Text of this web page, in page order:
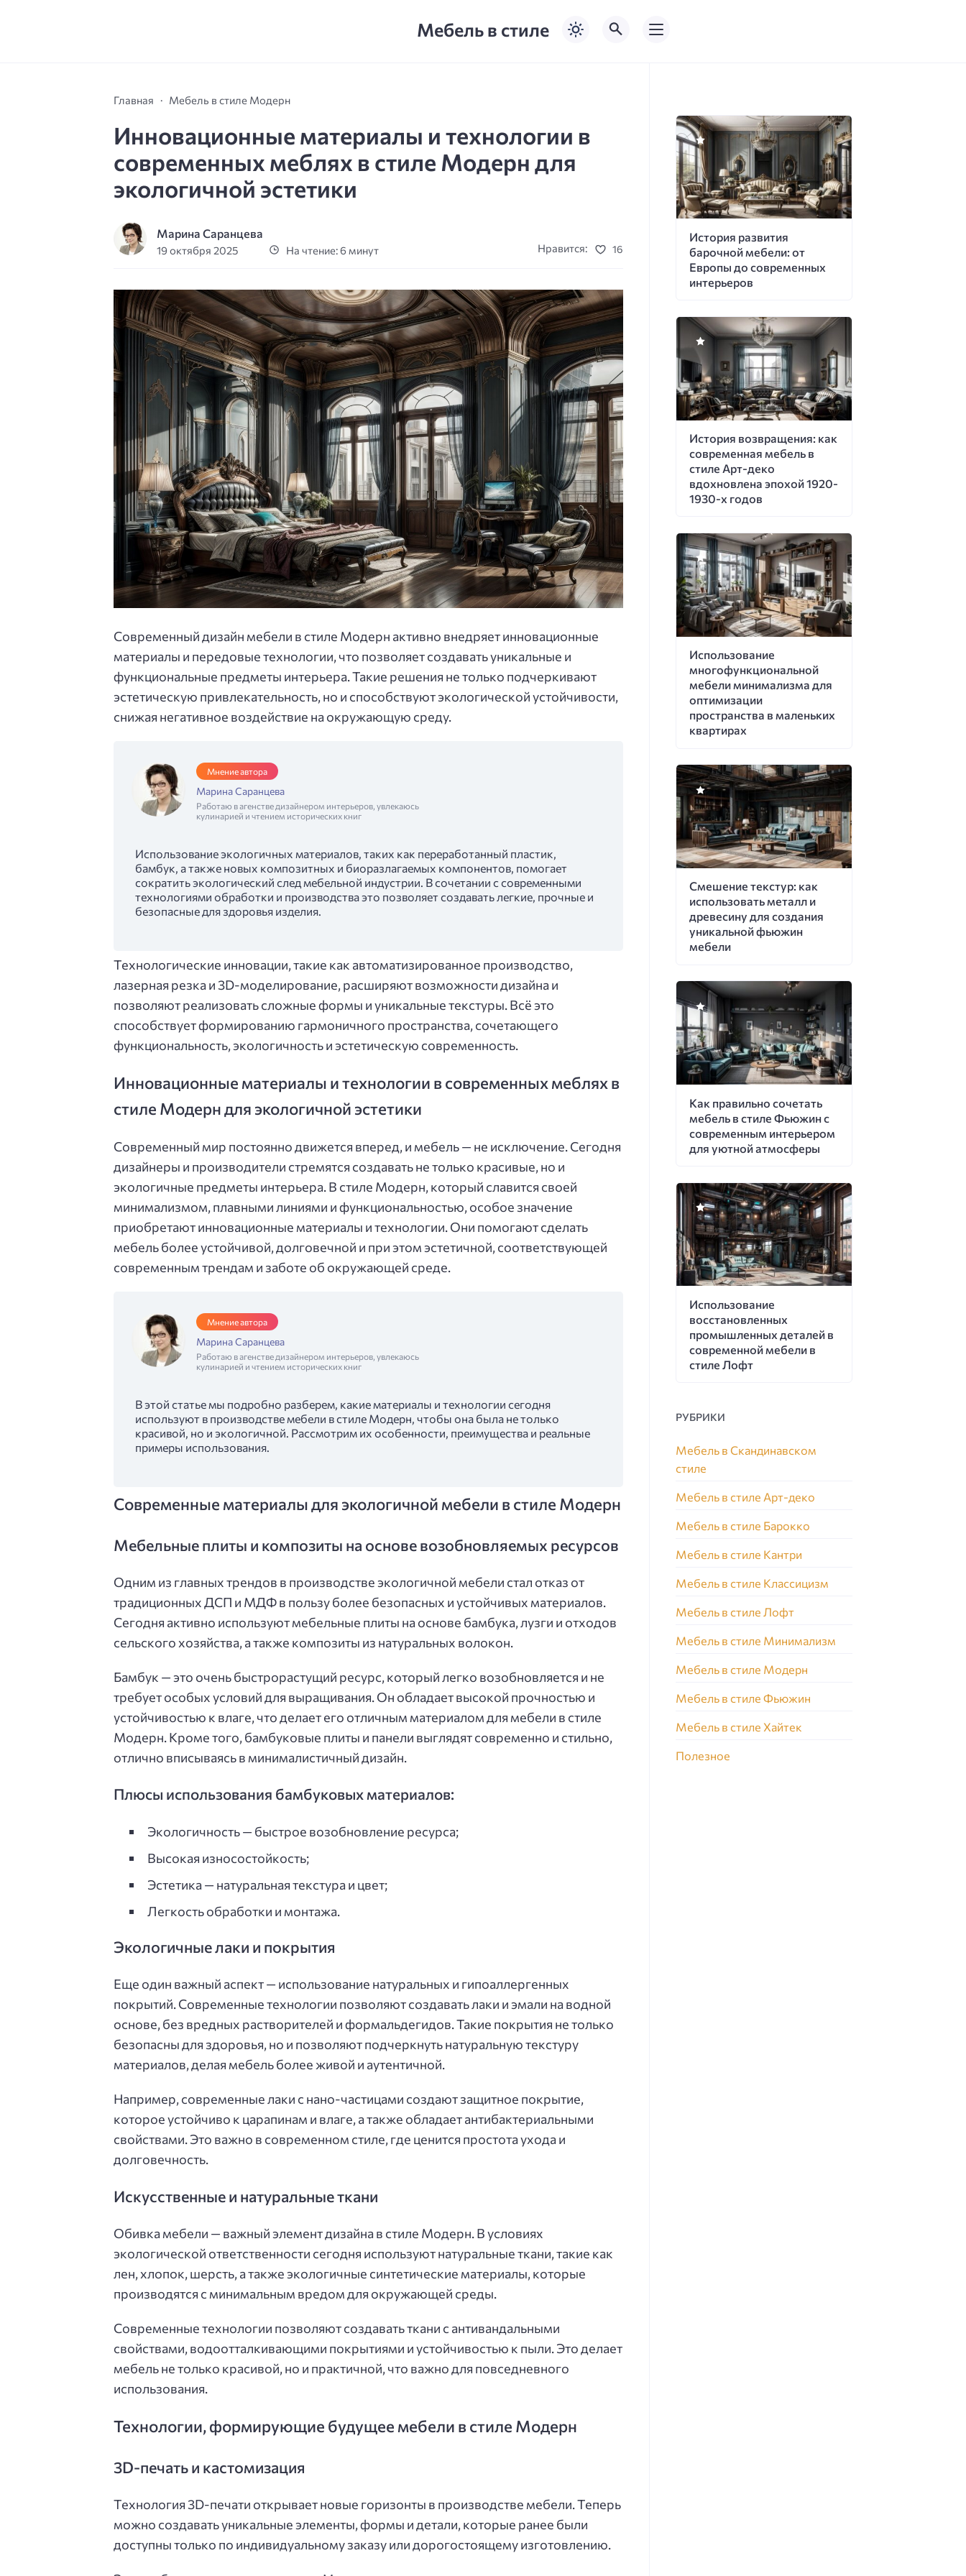
Мебель в стиле
Главная Мебель в стиле Модерн
Инновационные материалы и технологии в
современных меблях в стиле Модерн для
экологичной эстетики
Марина Саранцева
19 октября 2025 На чтение: 6 минут Нравится: 16
Современный дизайн мебели в стиле Модерн активно внедряет инновационные
материалы и передовые технологии, что позволяет создавать уникальные и
функциональные предметы интерьера. Такие решения не только подчеркивают
эстетическую привлекательность, но и способствуют экологической устойчивости,
снижая негативное воздействие на окружающую среду.
Мнение автора
Марина Саранцева
Работаю в агенстве дизайнером интерьеров, увлекаюсь
кулинарией и чтением исторических книг
Использование экологичных материалов, таких как переработанный пластик,
бамбук, а также новых композитных и биоразлагаемых компонентов, помогает
сократить экологический след мебельной индустрии. В сочетании с современными
технологиями обработки и производства это позволяет создавать легкие, прочные и
безопасные для здоровья изделия.
Технологические инновации, такие как автоматизированное производство,
лазерная резка и 3D-моделирование, расширяют возможности дизайна и
позволяют реализовать сложные формы и уникальные текстуры. Всё это
способствует формированию гармоничного пространства, сочетающего
функциональность, экологичность и эстетическую современность.
Инновационные материалы и технологии в современных меблях в
стиле Модерн для экологичной эстетики
Современный мир постоянно движется вперед, и мебель — не исключение. Сегодня
дизайнеры и производители стремятся создавать не только красивые, но и
экологичные предметы интерьера. В стиле Модерн, который славится своей
минимализмом, плавными линиями и функциональностью, особое значение
приобретают инновационные материалы и технологии. Они помогают сделать
мебель более устойчивой, долговечной и при этом эстетичной, соответствующей
современным трендам и заботе об окружающей среде.
Мнение автора
Марина Саранцева
Работаю в агенстве дизайнером интерьеров, увлекаюсь
кулинарией и чтением исторических книг
В этой статье мы подробно разберем, какие материалы и технологии сегодня
используют в производстве мебели в стиле Модерн, чтобы она была не только
красивой, но и экологичной. Рассмотрим их особенности, преимущества и реальные
примеры использования.
Современные материалы для экологичной мебели в стиле Модерн
Мебельные плиты и композиты на основе возобновляемых ресурсов
Одним из главных трендов в производстве экологичной мебели стал отказ от
традиционных ДСП и МДФ в пользу более безопасных и устойчивых материалов.
Сегодня активно используют мебельные плиты на основе бамбука, лузги и отходов
сельского хозяйства, а также композиты из натуральных волокон.
Бамбук — это очень быстрорастущий ресурс, который легко возобновляется и не
требует особых условий для выращивания. Он обладает высокой прочностью и
устойчивостью к влаге, что делает его отличным материалом для мебели в стиле
Модерн. Кроме того, бамбуковые плиты и панели выглядят современно и стильно,
отлично вписываясь в минималистичный дизайн.
Плюсы использования бамбуковых материалов:
Экологичность — быстрое возобновление ресурса;
Высокая износостойкость;
Эстетика — натуральная текстура и цвет;
Легкость обработки и монтажа.
Экологичные лаки и покрытия
Еще один важный аспект — использование натуральных и гипоаллергенных
покрытий. Современные технологии позволяют создавать лаки и эмали на водной
основе, без вредных растворителей и формальдегидов. Такие покрытия не только
безопасны для здоровья, но и позволяют подчеркнуть натуральную текстуру
материалов, делая мебель более живой и аутентичной.
Например, современные лаки с нано-частицами создают защитное покрытие,
которое устойчиво к царапинам и влаге, а также обладает антибактериальными
свойствами. Это важно в современном стиле, где ценится простота ухода и
долговечность.
Искусственные и натуральные ткани
Обивка мебели — важный элемент дизайна в стиле Модерн. В условиях
экологической ответственности сегодня используют натуральные ткани, такие как
лен, хлопок, шерсть, а также экологичные синтетические материалы, которые
производятся с минимальным вредом для окружающей среды.
Современные технологии позволяют создавать ткани с антивандальными
свойствами, водоотталкивающими покрытиями и устойчивостью к пыли. Это делает
мебель не только красивой, но и практичной, что важно для повседневного
использования.
Технологии, формирующие будущее мебели в стиле Модерн
3D-печать и кастомизация
Технология 3D-печати открывает новые горизонты в производстве мебели. Теперь
можно создавать уникальные элементы, формы и детали, которые ранее были
доступны только по индивидуальному заказу или дорогостоящему изготовлению.
История развития
барочной мебели: от
Европы до современных
интерьеров
История возвращения: как
современная мебель в
стиле Арт-деко
вдохновлена эпохой 1920-
1930-х годов
Использование
многофункциональной
мебели минимализма для
оптимизации
пространства в маленьких
квартирах
Смешение текстур: как
использовать металл и
древесину для создания
уникальной фьюжин
мебели
Как правильно сочетать
мебель в стиле Фьюжин с
современным интерьером
для уютной атмосферы
Использование
восстановленных
промышленных деталей в
современной мебели в
стиле Лофт
РУБРИКИ
Мебель в Скандинавском
стиле
Мебель в стиле Арт-деко
Мебель в стиле Барокко
Мебель в стиле Кантри
Мебель в стиле Классицизм
Мебель в стиле Лофт
Мебель в стиле Минимализм
Мебель в стиле Модерн
Мебель в стиле Фьюжин
Мебель в стиле Хайтек
Полезное